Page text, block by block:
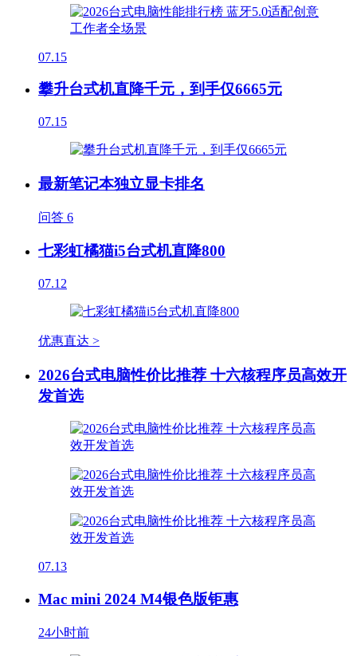
07.15
攀升台式机直降千元，到手仅6665元
07.15
最新笔记本独立显卡排名
问答 6
七彩虹橘猫i5台式机直降800
07.12
优惠直达 >
2026台式电脑性价比推荐 十六核程序员高效开
发首选
07.13
Mac mini 2024 M4银色版钜惠
24小时前